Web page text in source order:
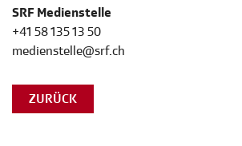
SRF Medienstelle
+41 58 135 13 50
medienstelle@srf.ch
ZURÜCK